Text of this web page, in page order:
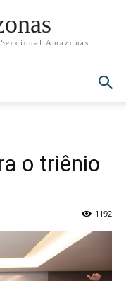
Amazonas
o triênio
1192